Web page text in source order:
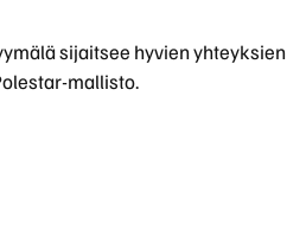
sijaitsee hyvien yhteyksien
mallisto.